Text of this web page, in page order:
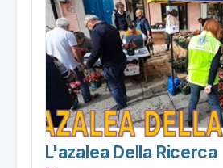
L'azalea Della Ricerca